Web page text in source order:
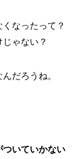
なったって？
ゃない？
だろうね。
いていかない